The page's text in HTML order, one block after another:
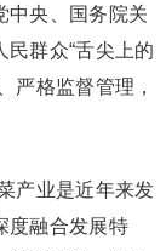
中央、国务院关
群众“舌尖上的
严格监督管理，
产业是近年来发
度融合发展特